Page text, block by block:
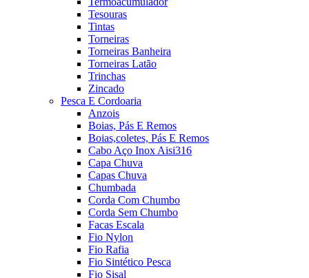
Tesouras
Tintas
Torneiras
Torneiras Banheira
Torneiras Latão
Trinchas
Zincado
Pesca E Cordoaria
Anzois
Boias, Pás E Remos
Boias,coletes, Pás E Remos
Cabo Aço Inox Aisi316
Capa Chuva
Capas Chuva
Chumbada
Corda Com Chumbo
Corda Sem Chumbo
Facas Escala
Fio Nylon
Fio Rafia
Fio Sintético Pesca
Fio Sisal